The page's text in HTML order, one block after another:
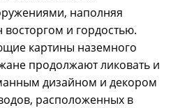
наполняя
и гордостью.
картины наземного
продолжают ликовать и
дизайном и декором
расположенных в